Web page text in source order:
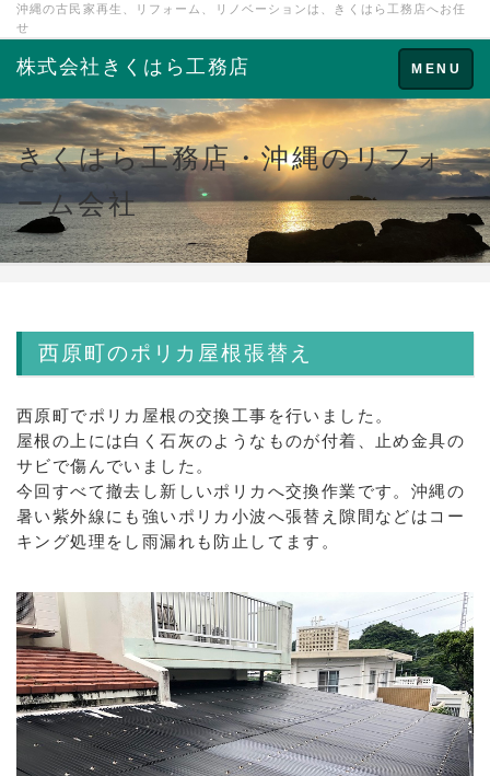
沖縄の古民家再生、リフォーム、リノベーションは、きくはら工務店へお任
せ
Toggle
navigation
MENU
株式会社きくはら工務店
きくはら工務店・沖縄のリフォ
ーム会社
西原町のポリカ屋根張替え
西原町でポリカ屋根の交換工事を行いました。
屋根の上には白く石灰のようなものが付着、止め金具の
サビで傷んでいました。
今回すべて撤去し新しいポリカへ交換作業です。沖縄の
暑い紫外線にも強いポリカ小波へ張替え隙間などはコー
キング処理をし雨漏れも防止してます。